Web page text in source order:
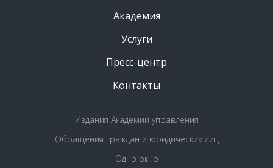
Академия
Услуги
Пресс-центр
Контакты
Издания Академии управления
Обращения граждан и юридических лиц
Одно окно